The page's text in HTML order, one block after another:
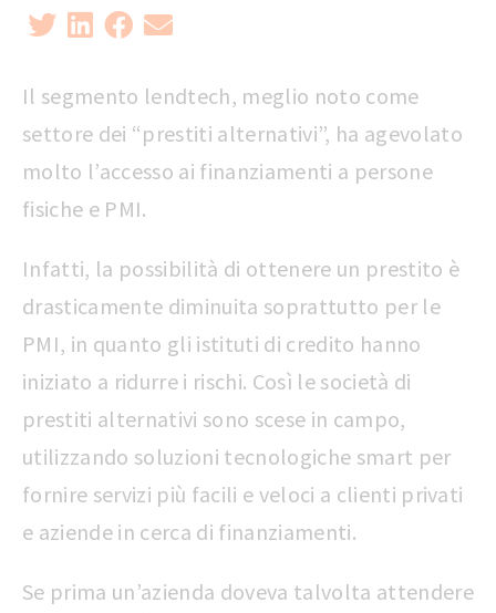
Il segmento lendtech, meglio noto come
settore dei “prestiti alternativi”, ha agevolato
molto l’accesso ai finanziamenti a persone
fisiche e PMI.
Infatti, la possibilità di ottenere un prestito è
drasticamente diminuita soprattutto per le
PMI, in quanto gli istituti di credito hanno
iniziato a ridurre i rischi. Così le società di
prestiti alternativi sono scese in campo,
utilizzando soluzioni tecnologiche smart per
fornire servizi più facili e veloci a clienti privati
e aziende in cerca di finanziamenti.
Se prima un’azienda doveva talvolta attendere